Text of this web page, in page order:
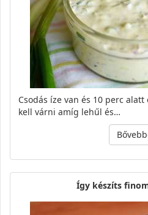
Csodás íze van és 10 perc
kell várni amíg lehűl és…
Így készíts